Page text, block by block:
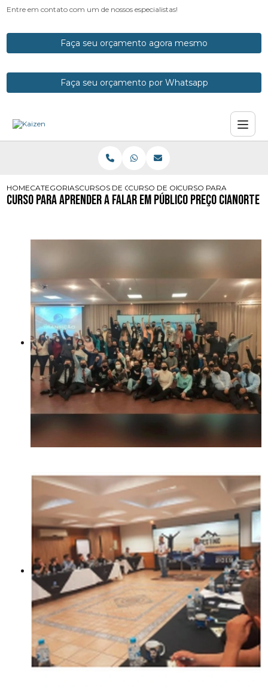
Entre em contato com um de nossos especialistas!
Faça seu orçamento agora mesmo
Faça seu orçamento por Whatsapp
HOMECATEGORIASCURSOS DE ORATORIACURSO DE ORATORIA
CURSO PARA
Curso para Aprender a Falar em Público Preço Cianorte